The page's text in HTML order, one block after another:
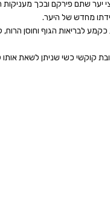
יער שתם פירקם ובכך
מחדש של היער.
כקמע לבריאות הגוף וחוסן
קוקשי כשי שניתן לשאת